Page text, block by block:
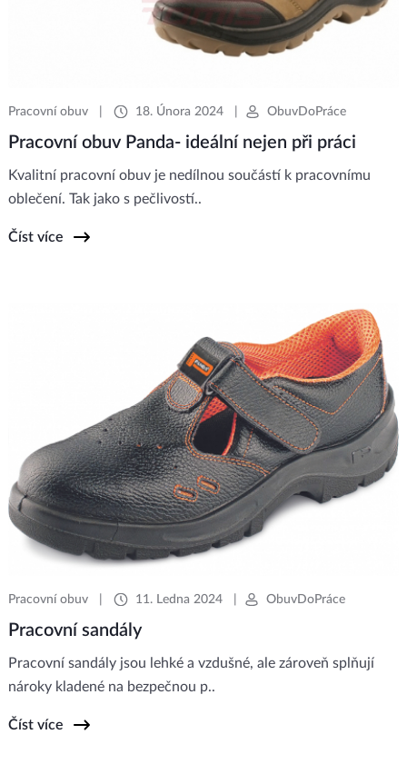
Pracovní obuv| 18. Února 2024| ObuvDoPráce
Pracovní obuv Panda- ideální nejen při práci
Kvalitní pracovní obuv je nedílnou součástí k pracovnímu
oblečení. Tak jako s pečlivostí..
Číst více
Pracovní obuv| 11. Ledna 2024| ObuvDoPráce
Pracovní sandály
Pracovní sandály jsou lehké a vzdušné, ale zároveň splňují
nároky kladené na bezpečnou p..
Číst více